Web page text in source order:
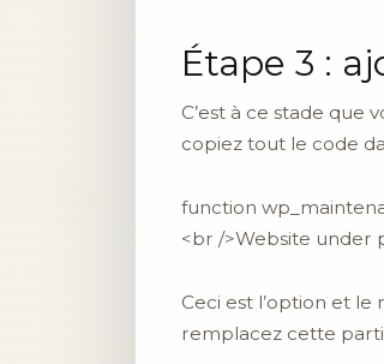
Étape 3 :
C’est à ce stade que
copiez tout le code
function
<br />Website under
Ceci est l’option et
remplacez cette